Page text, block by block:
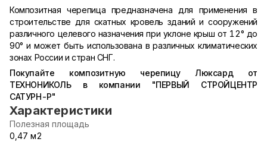
Композитная черепица предназначена для применения в
строительстве для скатных кровель зданий и сооружений
различного целевого назначения при уклоне крыш от 12° до
90° и может быть использована в различных климатических
зонах России и стран СНГ.
Покупайте композитную черепицу Люксард от
ТЕХНОНИКОЛЬ в компании "ПЕРВЫЙ СТРОЙЦЕНТР
САТУРН-Р"
Характеристики
Полезная площадь
0,47 м2